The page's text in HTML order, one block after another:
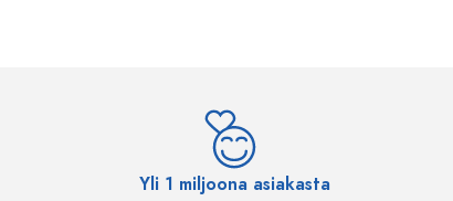
Yli 1 miljoona asiakasta